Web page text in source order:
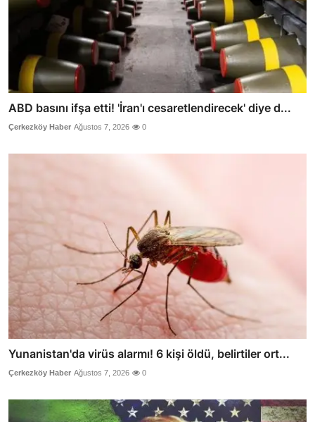
ABD basını ifşa etti! 'İran'ı cesaretlendirecek' diye d...
Çerkezköy Haber Ağustos 7, 2026 0
Yunanistan'da virüs alarmı! 6 kişi öldü, belirtiler ort...
Çerkezköy Haber Ağustos 7, 2026 0